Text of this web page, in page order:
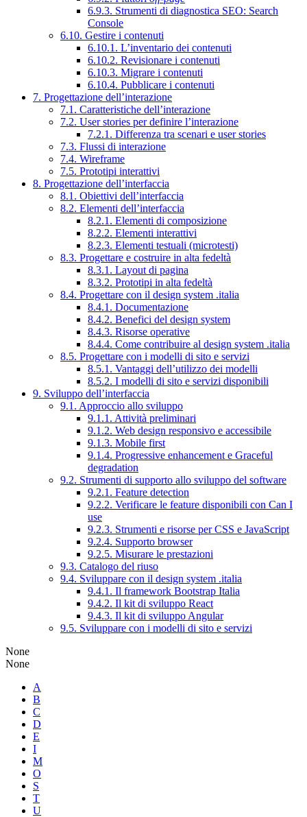
6.9.3. Strumenti di diagnostica SEO: Search
Console
6.10. Gestire i contenuti
6.10.1. L’inventario dei contenuti
6.10.2. Revisionare i contenuti
6.10.3. Migrare i contenuti
6.10.4. Pubblicare i contenuti
7. Progettazione dell’interazione
7.1. Caratteristiche dell’interazione
7.2. User stories per definire l’interazione
7.2.1. Differenza tra scenari e user stories
7.3. Flussi di interazione
7.4. Wireframe
7.5. Prototipi interattivi
8. Progettazione dell’interfaccia
8.1. Obiettivi dell’interfaccia
8.2. Elementi dell’interfaccia
8.2.1. Elementi di composizione
8.2.2. Elementi interattivi
8.2.3. Elementi testuali (microtesti)
8.3. Progettare e costruire in alta fedeltà
8.3.1. Layout di pagina
8.3.2. Prototipi in alta fedeltà
8.4. Progettare con il design system .italia
8.4.1. Documentazione
8.4.2. Benefici del design system
8.4.3. Risorse operative
8.4.4. Come contribuire al design system .italia
8.5. Progettare con i modelli di sito e servizi
8.5.1. Vantaggi dell’utilizzo dei modelli
8.5.2. I modelli di sito e servizi disponibili
9. Sviluppo dell’interfaccia
9.1. Approccio allo sviluppo
9.1.1. Attività preliminari
9.1.2. Web design responsivo e accessibile
9.1.3. Mobile first
9.1.4. Progressive enhancement e Graceful
degradation
9.2. Strumenti di supporto allo sviluppo del software
9.2.1. Feature detection
9.2.2. Verificare le feature disponibili con Can I
use
9.2.3. Strumenti e risorse per CSS e JavaScript
9.2.4. Supporto browser
9.2.5. Misurare le prestazioni
9.3. Catalogo del riuso
9.4. Sviluppare con il design system .italia
9.4.1. Il framework Bootstrap Italia
9.4.2. Il kit di sviluppo React
9.4.3. Il kit di sviluppo Angular
9.5. Sviluppare con i modelli di sito e servizi
None
None
A
B
C
D
E
I
M
O
S
T
U